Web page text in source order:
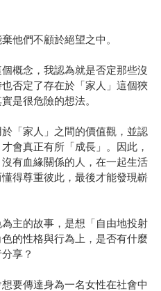
他們不顧於絕望之中。
概念，我認為就是否定那些沒
否定了存在於「家人」這個狹
是很危險的想法。
「家人」之間的價值觀，並認
會真正有所「成長」。因此，
有血緣關係的人，在一起生活
得尊重彼此，最後才能發現嶄
主的故事，是想「自由地投射
的性格與行為上，是否有什麼
享？
要傳達身為一名女性在社會中